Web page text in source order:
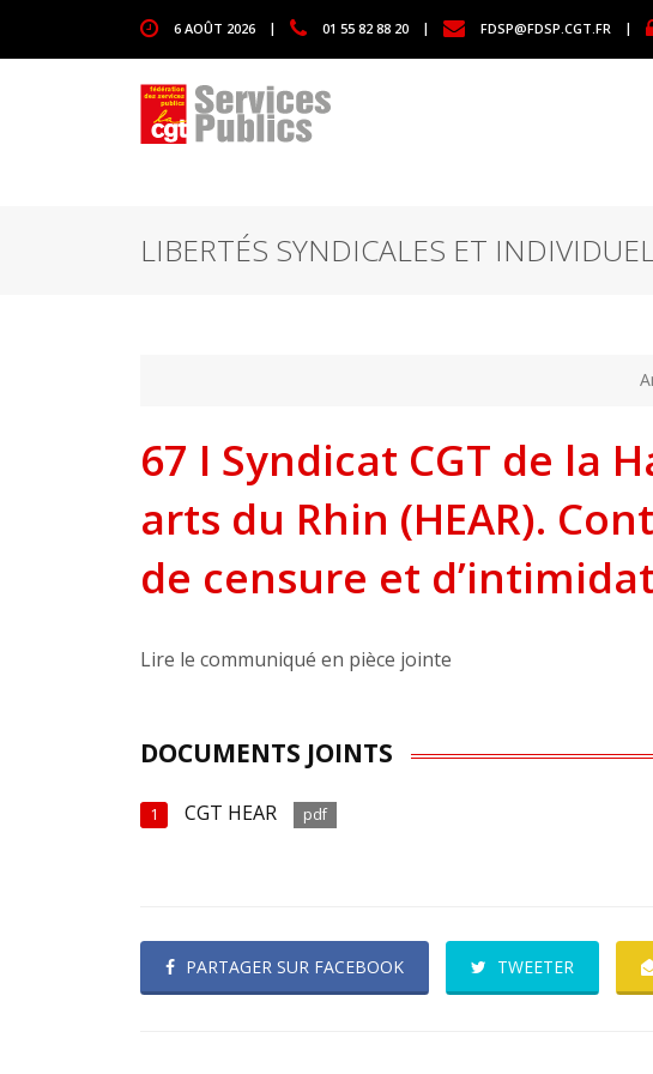
6 AOÛT 2026 | 01 55 82 88 20 | FDSP@FDSP.CGT.FR |
LIBERTÉS SYNDICALES ET
67 I Syndicat CGT de la
arts du Rhin (HEAR).
de censure et
Lire le communiqué en pièce jointe
DOCUMENTS JOINTS
1 CGT HEAR pdf
PARTAGER SUR FACEBOOK TWEETER